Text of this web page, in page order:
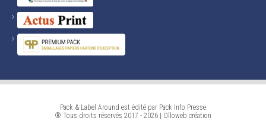
Pack & Label Around est édité par Pack Info Presse
® Tous droits réservés 2017 - 2026 |
Olloweb création